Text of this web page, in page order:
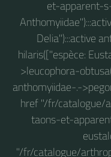
et-apparent-
Delia"):::active
hilaris(["espèce:
>leucophora-
anthomyiidae-.-
href "/fr/catalogue/
taons-et-
"/fr/catalogue/